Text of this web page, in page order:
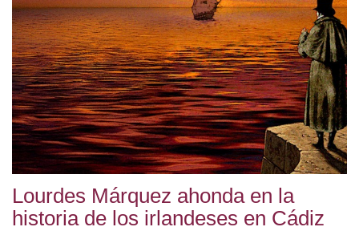
Lourdes Márquez ahonda en la
historia de los irlandeses en Cádiz